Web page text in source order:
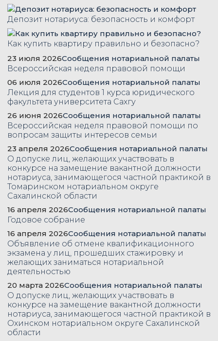
Депозит нотариуса: безопасность и комфорт
Как купить квартиру правильно и безопасно?
23 июля 2026Сообщения нотариальной палаты
Всероссийская неделя правовой помощи
06 июля 2026Сообщения нотариальной палаты
Лекция для студентов 1 курса юридического
факультета университета Сахгу
26 июня 2026Сообщения нотариальной палаты
Всероссийская неделя правовой помощи по
вопросам защиты интересов семьи
23 апреля 2026Сообщения нотариальной палаты
О допуске лиц, желающих участвовать в
конкурсе на замещение вакантной должности
нотариуса, занимающегося частной практикой в
Томаринском нотариальном округе
Сахалинской области
16 апреля 2026Сообщения нотариальной палаты
Годовое собрание
16 апреля 2026Сообщения нотариальной палаты
Объявление об отмене квалификационного
экзамена у лиц, прошедших стажировку и
желающих заниматься нотариальной
деятельностью
20 марта 2026Сообщения нотариальной палаты
О допуске лиц, желающих участвовать в
конкурсе на замещение вакантной должности
нотариуса, занимающегося частной практикой в
Охинском нотариальном округе Сахалинской
области